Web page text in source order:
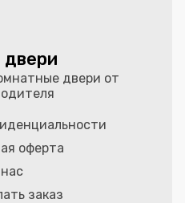
двери от
оферта
заказ